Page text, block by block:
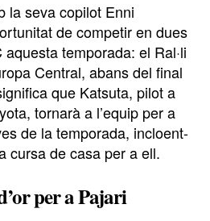
la seva copilot Enni
de competir en dues
temporada: el Ral·li
Central, abans del final
que Katsuta, pilot a
tornarà a l’equip per a
de la temporada, incloent-
cursa de casa per a ell.
per a Pajari